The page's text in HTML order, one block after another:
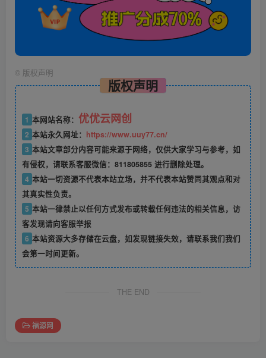
© 版权声明
版权声明
1 本网站名称： 优优云网创
2 本站永久网址： https://www.uuy77.cn/
3 本站文章部分内容可能来源于网络，仅供大家学习与参考，如
有侵权，请联系客服微信：811805855 进行删除处理。
4 本站一切资源不代表本站立场，并不代表本站赞同其观点和对
其真实性负责。
5 本站一律禁止以任何方式发布或转载任何违法的相关信息，访
客发现请向客服举报
6 本站资源大多存储在云盘，如发现链接失效，请联系我们我们
会第一时间更新。
THE END
福源网